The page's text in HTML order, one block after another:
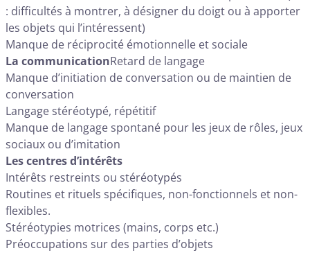
: difficultés à montrer, à désigner du doigt ou à apporter
les objets qui l’intéressent)
Manque de réciprocité émotionnelle et sociale
La communicationRetard de langage
Manque d’initiation de conversation ou de maintien de
conversation
Langage stéréotypé, répétitif
Manque de langage spontané pour les jeux de rôles, jeux
sociaux ou d’imitation
Les centres d’intérêts
Intérêts restreints ou stéréotypés
Routines et rituels spécifiques, non-fonctionnels et non-
flexibles.
Stéréotypies motrices (mains, corps etc.)
Préoccupations sur des parties d’objets